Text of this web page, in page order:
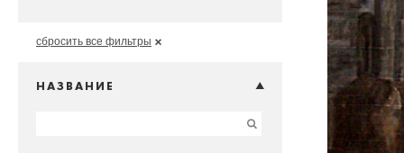
сбросить все фильтры
НАЗВАНИЕ